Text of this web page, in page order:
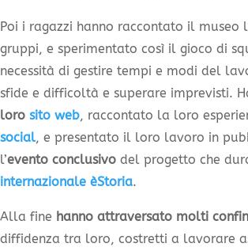
Poi i ragazzi hanno raccontato il museo
gruppi, e sperimentato così il gioco di
necessità di gestire tempi e modi del
sfide e difficoltà e superare imprevisti.
loro sito web, raccontato la loro
social, e presentato il loro lavoro in
l’evento conclusivo del progetto che
internazionale èStoria.
Alla fine hanno attraversato molti
diffidenza tra loro, costretti a lavorare